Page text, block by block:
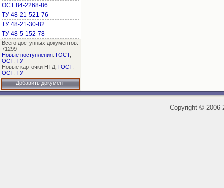
ОСТ 84-2268-86
ТУ 48-21-521-76
ТУ 48-21-30-82
ТУ 48-5-152-78
Всего доступных документов:
71299
Новые поступления: ГОСТ,
ОСТ, ТУ
Новые карточки НТД: ГОСТ,
ОСТ, ТУ
Добавить документ
Copyright ©